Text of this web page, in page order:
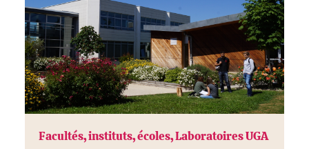
Facultés, instituts, écoles, Laboratoires UGA